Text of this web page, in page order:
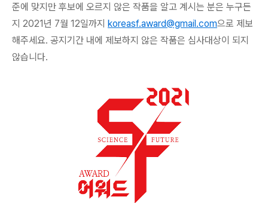
준에 맞지만 후보에 오르지 않은 작품을 알고 계시는 분은 누구든
지 2021년 7월 12일까지 koreasf.award@gmail.com으로 제보
해주세요. 공지기간 내에 제보하지 않은 작품은 심사대상이 되지
않습니다.